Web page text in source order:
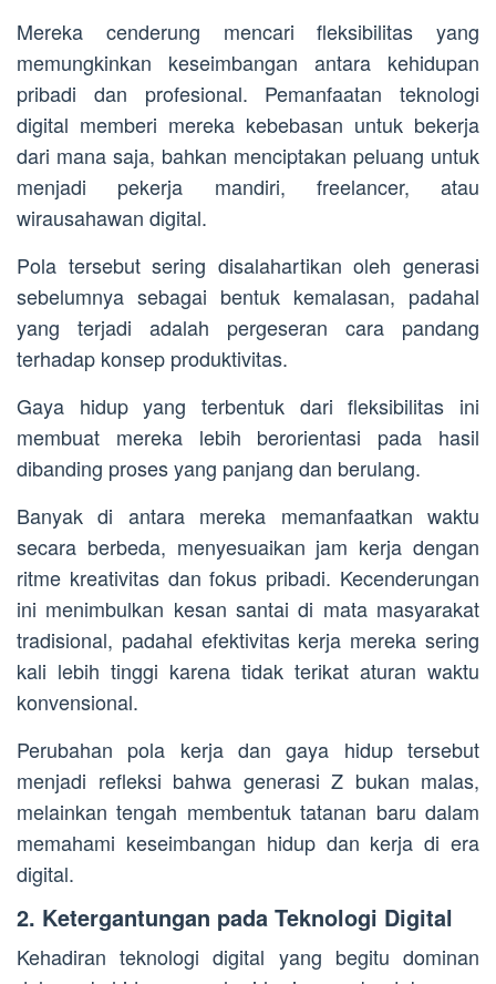
Mereka cenderung mencari fleksibilitas yang
memungkinkan keseimbangan antara kehidupan
pribadi dan profesional. Pemanfaatan teknologi
digital memberi mereka kebebasan untuk bekerja
dari mana saja, bahkan menciptakan peluang untuk
menjadi pekerja mandiri, freelancer, atau
wirausahawan digital.
Pola tersebut sering disalahartikan oleh generasi
sebelumnya sebagai bentuk kemalasan, padahal
yang terjadi adalah pergeseran cara pandang
terhadap konsep produktivitas.
Gaya hidup yang terbentuk dari fleksibilitas ini
membuat mereka lebih berorientasi pada hasil
dibanding proses yang panjang dan berulang.
Banyak di antara mereka memanfaatkan waktu
secara berbeda, menyesuaikan jam kerja dengan
ritme kreativitas dan fokus pribadi. Kecenderungan
ini menimbulkan kesan santai di mata masyarakat
tradisional, padahal efektivitas kerja mereka sering
kali lebih tinggi karena tidak terikat aturan waktu
konvensional.
Perubahan pola kerja dan gaya hidup tersebut
menjadi refleksi bahwa generasi Z bukan malas,
melainkan tengah membentuk tatanan baru dalam
memahami keseimbangan hidup dan kerja di era
digital.
2. Ketergantungan pada Teknologi Digital
Kehadiran teknologi digital yang begitu dominan